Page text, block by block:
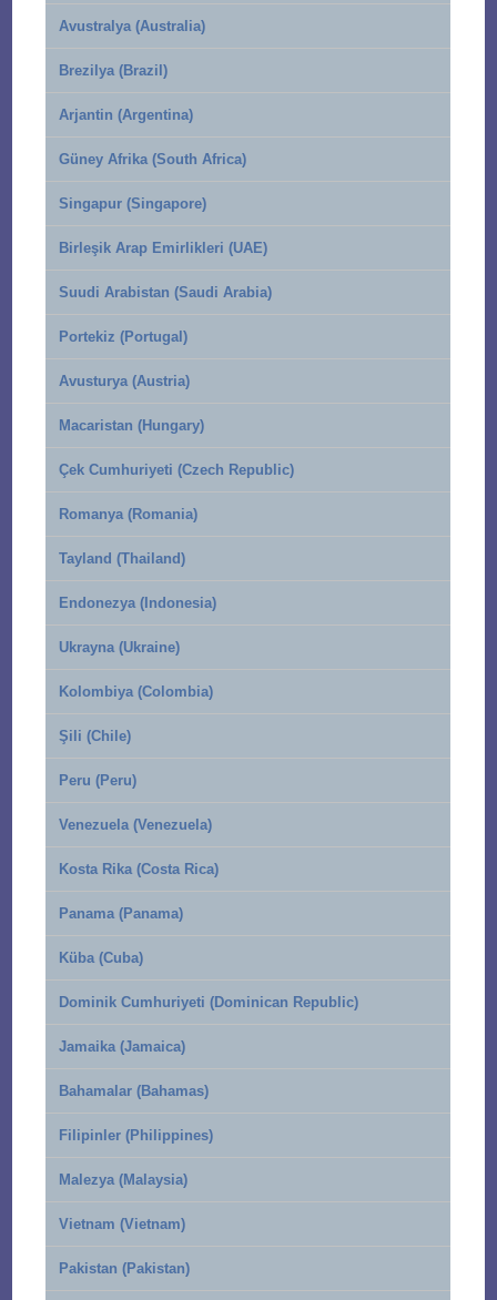
Avustralya (Australia)
Brezilya (Brazil)
Arjantin (Argentina)
Güney Afrika (South Africa)
Singapur (Singapore)
Birleşik Arap Emirlikleri (UAE)
Suudi Arabistan (Saudi Arabia)
Portekiz (Portugal)
Avusturya (Austria)
Macaristan (Hungary)
Çek Cumhuriyeti (Czech Republic)
Romanya (Romania)
Tayland (Thailand)
Endonezya (Indonesia)
Ukrayna (Ukraine)
Kolombiya (Colombia)
Şili (Chile)
Peru (Peru)
Venezuela (Venezuela)
Kosta Rika (Costa Rica)
Panama (Panama)
Küba (Cuba)
Dominik Cumhuriyeti (Dominican Republic)
Jamaika (Jamaica)
Bahamalar (Bahamas)
Filipinler (Philippines)
Malezya (Malaysia)
Vietnam (Vietnam)
Pakistan (Pakistan)